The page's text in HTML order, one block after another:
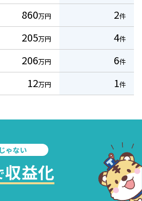
860万円 2件
205万円 4件
206万円 6件
12万円 1件
ゃない
収益化